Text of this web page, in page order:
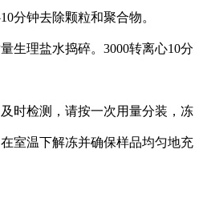
分钟去除颗粒和聚合物。
生理盐水捣碎。3000转离心10分
时检测，请按一次用量分装，冻
室温下解冻并确保样品均匀地充